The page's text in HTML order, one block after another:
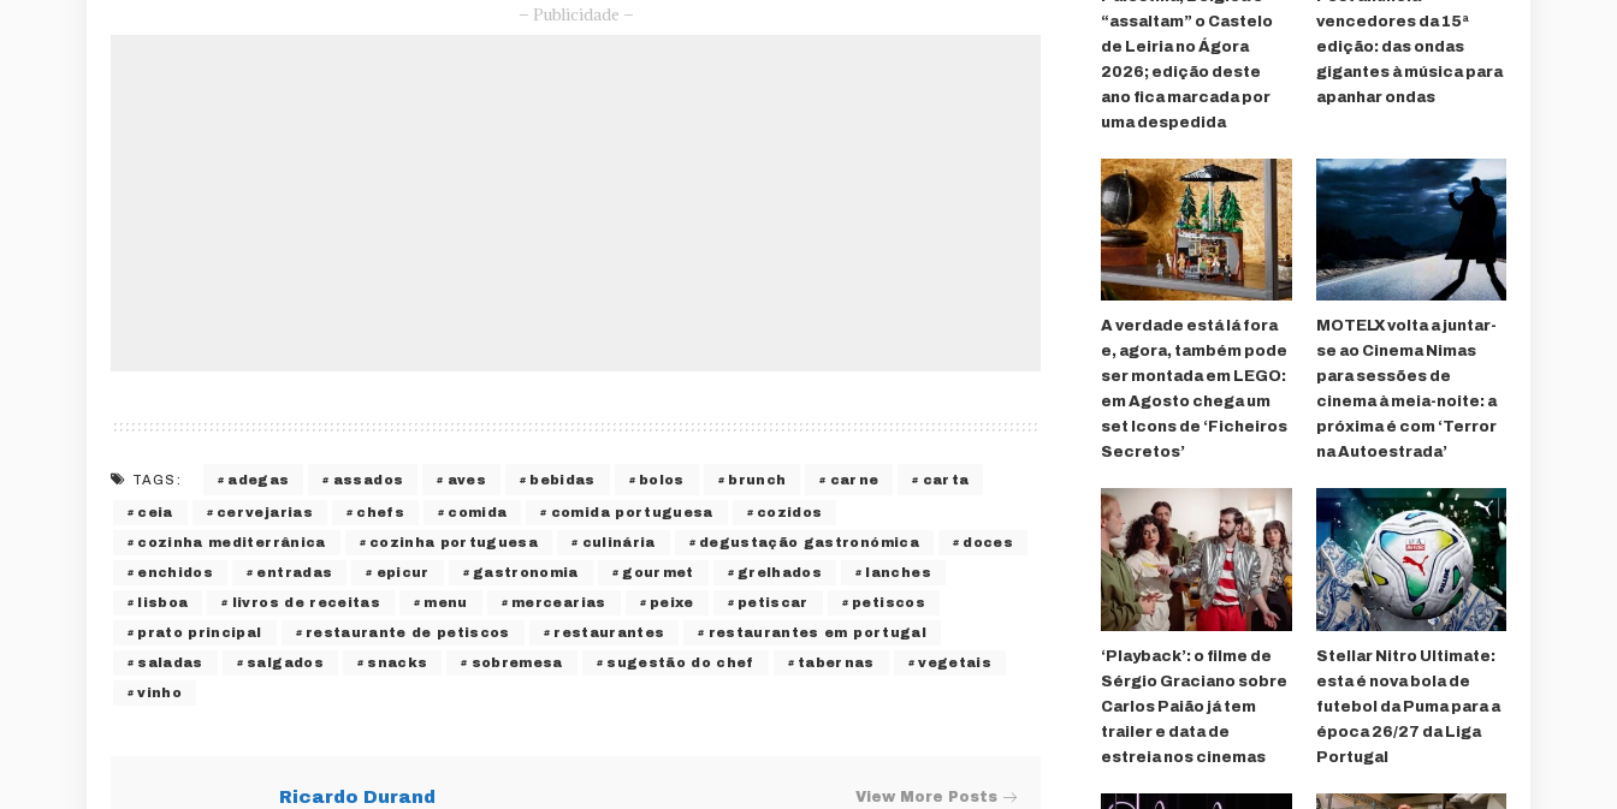
– Publicidade –
TAGS: adegas assados aves bebidas bolos brunch carne carta
ceia cervejarias chefs comida comida portuguesa cozidos
cozinha mediterrânica cozinha portuguesa culinária degustação gastronómica doces
enchidos entradas epicur gastronomia gourmet grelhados lanches
lisboa livros de receitas menu mercearias peixe petiscar petiscos
prato principal restaurante de petiscos restaurantes restaurantes em portugal
saladas salgados snacks sobremesa sugestão do chef tabernas vegetais
vinho
Ricardo Durand View More Posts
“assaltam” o Castelo
de Leiria no Ágora
2026; edição deste
ano fica marcada por
uma despedida
vencedores da 15ª
edição: das ondas
gigantes à música para
apanhar ondas
A verdade está lá fora
e, agora, também pode
ser montada em LEGO:
em Agosto chega um
set Icons de ‘Ficheiros
Secretos’
MOTELX volta a juntar-
se ao Cinema Nimas
para sessões de
cinema à meia-noite: a
próxima é com ‘Terror
na Autoestrada’
‘Playback’: o filme de
Sérgio Graciano sobre
Carlos Paião já tem
trailer e data de
estreia nos cinemas
Stellar Nitro Ultimate:
esta é nova bola de
futebol da Puma para a
época 26/27 da Liga
Portugal